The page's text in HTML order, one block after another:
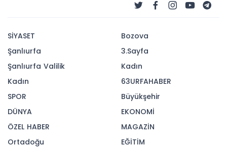
SİYASET
Şanlıurfa
Şanlıurfa Valilik
Kadın
SPOR
DÜNYA
ÖZEL HABER
Ortadoğu
Bozova
3.Sayfa
Kadın
63URFAHABER
Büyükşehir
EKONOMİ
MAGAZİN
EĞİTİM